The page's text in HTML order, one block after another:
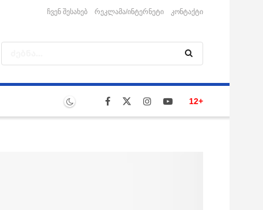
ჩვენ შესახებ რეკლამა/ინტერნეტი კონტაქტი
12+